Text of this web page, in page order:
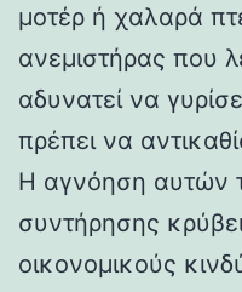
μοτέρ ή χαλαρά
ανεμιστήρας που
αδυνατεί να
πρέπει να
Η αγνόηση αυτών
συντήρησης
οικονομικούς